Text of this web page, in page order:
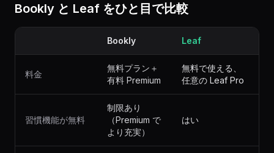
Bookly と Leaf をひと目で比較
Bookly Leaf
料金
無料プラン＋
有料 Premium
無料で使える、
任意の Leaf Pro
習慣機能が無料
制限あり
（Premium で
より充実）
はい